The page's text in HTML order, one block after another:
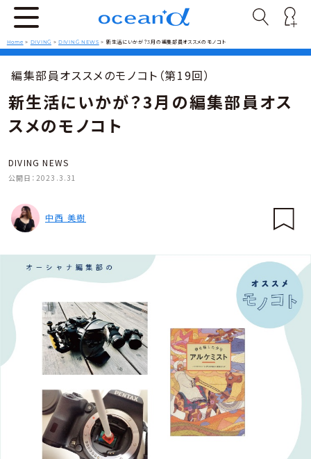
Home > DIVING >DIVING NEWS > 新生活にいかが？3月の編集部員オススメのモノコト
編集部員オススメのモノコト（第19回）
新生活にいかが？3月の編集部員オス
スメのモノコト
DIVING NEWS
公開日： 2023.3.31
中西 美樹